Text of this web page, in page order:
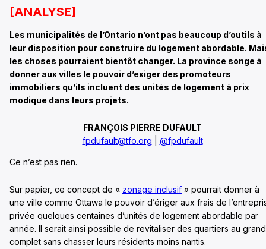
[ANALYSE]
Les municipalités de l’Ontario n’ont pas beaucoup d’outils à
leur disposition pour construire du logement abordable.
les choses pourraient bientôt changer. La province songe à
donner aux villes le pouvoir d’exiger des promoteurs
immobiliers qu’ils incluent des unités de logement à prix
modique dans leurs projets.
FRANÇOIS PIERRE DUFAULT
fpdufault@tfo.org
@fpdufault
Ce n’est pas rien.
Sur papier, ce concept de « zonage inclusif » pourrait donner à
une ville comme Ottawa le pouvoir d’ériger aux frais de
privée quelques centaines d’unités de logement abordable par
année. Il serait ainsi possible de revitaliser des quartiers au grand
complet sans chasser leurs résidents moins nantis.